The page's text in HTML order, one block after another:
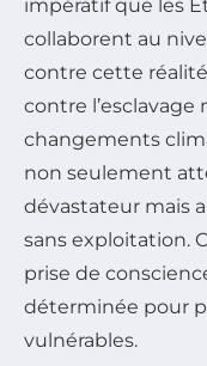
impératif que les
collaborent au
contre cette
contre l’esclavage
changements
non seulement
dévastateur mais
sans exploitation.
prise de
déterminée pour
vulnérables.